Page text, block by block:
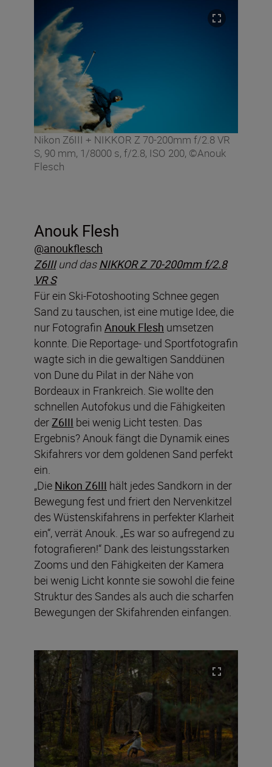
Nikon Z6III + NIKKOR Z 70-200mm f/2.8 VR
S, 90 mm, 1/8000 s, f/2.8, ISO 200, ©Anouk
Flesch
Anouk Flesh
@anoukflesch
Z6IIIund dasNIKKOR Z 70-200mm f/2.8
VR S
Für ein Ski-Fotoshooting Schnee gegen
Sand zu tauschen, ist eine mutige Idee, die
nur Fotografin Anouk Flesh umsetzen
konnte. Die Reportage- und Sportfotografin
wagte sich in die gewaltigen Sanddünen
von Dune du Pilat in der Nähe von
Bordeaux in Frankreich. Sie wollte den
schnellen Autofokus und die Fähigkeiten
derZ6III bei wenig Licht testen. Das
Ergebnis? Anouk fängt die Dynamik eines
Skifahrers vor dem goldenen Sand perfekt
ein.
„Die Nikon Z6III hält jedes Sandkorn in der
Bewegung fest und friert den Nervenkitzel
des Wüstenskifahrens in perfekter Klarheit
ein“, verrät Anouk. „Es war so aufregend zu
fotografieren!“ Dank des leistungsstarken
Zooms und den Fähigkeiten der Kamera
bei wenig Licht konnte sie sowohl die feine
Struktur des Sandes als auch die scharfen
Bewegungen der Skifahrenden einfangen.